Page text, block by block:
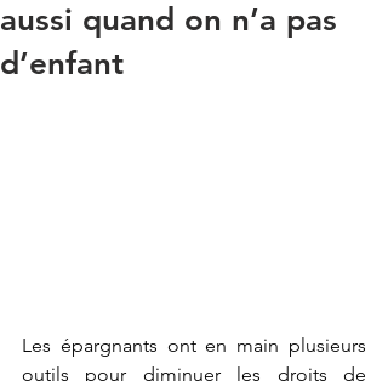
aussi quand on n’a pas
d’enfant
Les épargnants ont en main plusieurs
outils pour diminuer les droits de